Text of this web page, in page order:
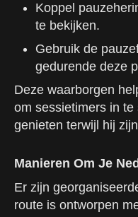
Koppel
te bekijken.
Gebruik de
gedurende deze
Deze waarborgen
om sessietimers in
genieten terwijl hij
Manieren Om Je
Er zijn
route is ontworpen